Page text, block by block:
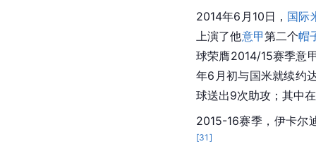
2014年6月10日， 国际
上演了他意甲第二个帽
球荣膺2014/15赛季意
年6月初与国米就续约
球送出9次助攻；其中
2015-16赛季，伊卡尔
[31 ]